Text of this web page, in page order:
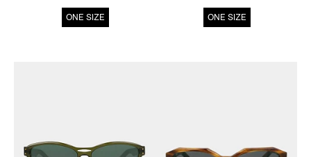
ONE SIZE ONE SIZE